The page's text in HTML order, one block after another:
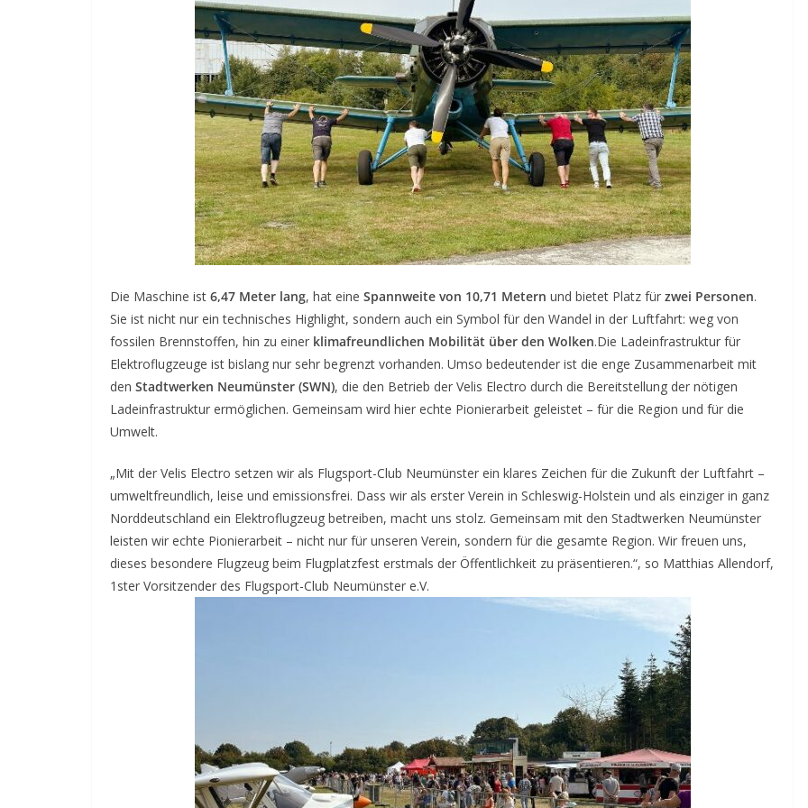
Die Maschine ist 6,47 Meter lang, hat eine Spannweite von 10,71 Metern und bietet Platz für zwei Personen.
Sie ist nicht nur ein technisches Highlight, sondern auch ein Symbol für den Wandel in der Luftfahrt: weg von
fossilen Brennstoffen, hin zu einer klimafreundlichen Mobilität über den Wolken.Die Ladeinfrastruktur für
Elektroflugzeuge ist bislang nur sehr begrenzt vorhanden. Umso bedeutender ist die enge Zusammenarbeit mit
den Stadtwerken Neumünster (SWN), die den Betrieb der Velis Electro durch die Bereitstellung der nötigen
Ladeinfrastruktur ermöglichen. Gemeinsam wird hier echte Pionierarbeit geleistet – für die Region und für die
Umwelt.
„Mit der Velis Electro setzen wir als Flugsport-Club Neumünster ein klares Zeichen für die Zukunft der Luftfahrt –
umweltfreundlich, leise und emissionsfrei. Dass wir als erster Verein in Schleswig-Holstein und als einziger in ganz
Norddeutschland ein Elektroflugzeug betreiben, macht uns stolz. Gemeinsam mit den Stadtwerken Neumünster
leisten wir echte Pionierarbeit – nicht nur für unseren Verein, sondern für die gesamte Region. Wir freuen uns,
dieses besondere Flugzeug beim Flugplatzfest erstmals der Öffentlichkeit zu präsentieren.“, so Matthias Allendorf,
1ster Vorsitzender des Flugsport-Club Neumünster e.V.